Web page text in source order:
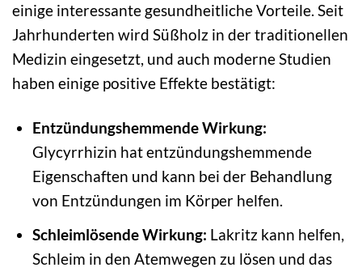
einige interessante gesundheitliche Vorteile. Seit
Jahrhunderten wird Süßholz in der traditionellen
Medizin eingesetzt, und auch moderne Studien
haben einige positive Effekte bestätigt:
Entzündungshemmende Wirkung:
Glycyrrhizin hat entzündungshemmende
Eigenschaften und kann bei der Behandlung
von Entzündungen im Körper helfen.
Schleimlösende Wirkung: Lakritz kann helfen,
Schleim in den Atemwegen zu lösen und das